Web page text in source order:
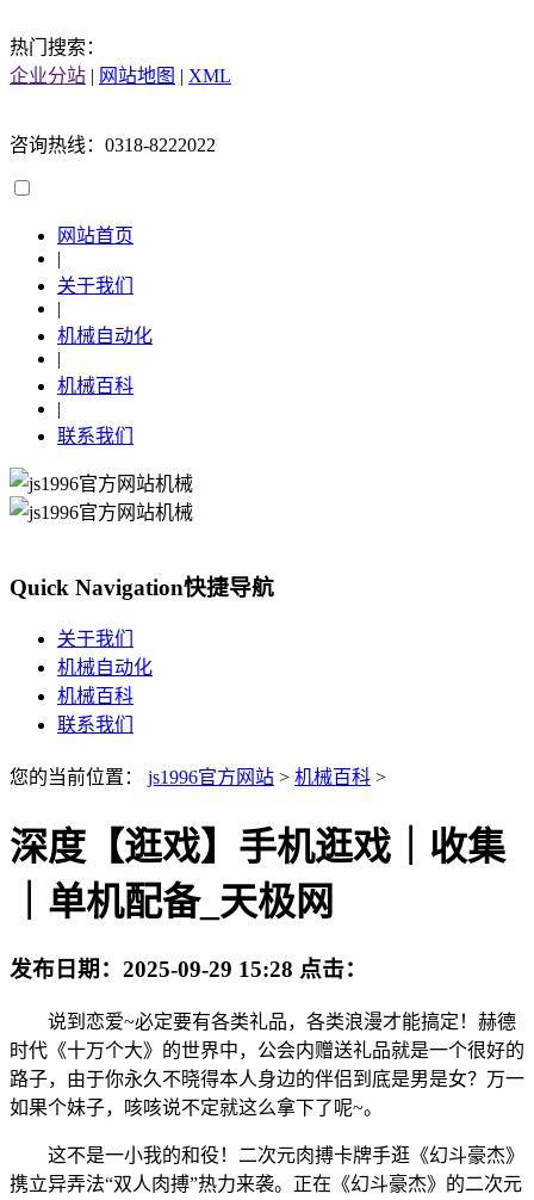
热门搜索：
企业分站 | 网站地图 | XML
咨询热线：0318-8222022
网站首页
|
关于我们
|
机械自动化
|
机械百科
|
联系我们
Quick Navigation快捷导航
关于我们
机械自动化
机械百科
联系我们
您的当前位置： js1996官方网站 > 机械百科 >
深度【逛戏】手机逛戏｜收集
｜单机配备_天极网
发布日期： 2025-09-29 15:28 点击：
说到恋爱~必定要有各类礼品，各类浪漫才能搞定！赫德
时代《十万个大》的世界中，公会内赠送礼品就是一个很好的
路子，由于你永久不晓得本人身边的伴侣到底是男是女？万一
如果个妹子，咳咳说不定就这么拿下了呢~。
这不是一小我的和役！二次元肉搏卡牌手逛《幻斗豪杰》
携立异弄法“双人肉搏”热力来袭。正在《幻斗豪杰》的二次元